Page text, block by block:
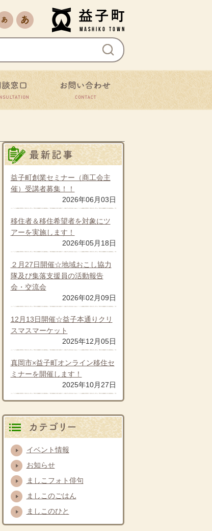
文字サイズを縮小
文字サイズを拡大
相談窓口 お問い合わせ
2026年06月03日
益子町創業セミナー（商工会主
催）受講者募集！！
2026年05月18日
移住者＆移住希望者を対象にツ
アーを実施します！
2026年02月09日
２月27日開催☆地域おこし協力
隊及び集落支援員の活動報告
会・交流会
2025年12月05日
12月13日開催☆益子本通りクリ
スマスマーケット
2025年10月27日
真岡市×益子町オンライン移住セ
ミナーを開催します！
イベント情報
お知らせ
ましこフォト俳句
ましこのごはん
ましこのひと